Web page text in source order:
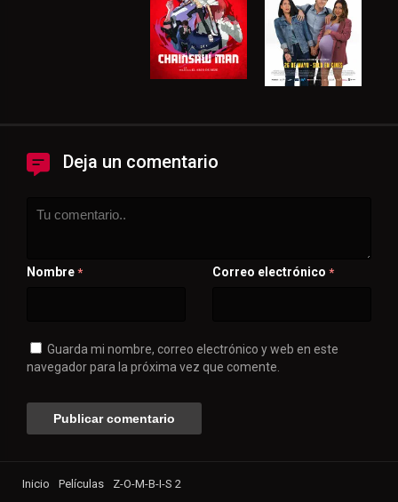
Deja un comentario
Nombre * Correo electrónico *
Guarda mi nombre, correo electrónico y web en este
navegador para la próxima vez que comente.
Inicio Películas Z-O-M-B-I-S 2